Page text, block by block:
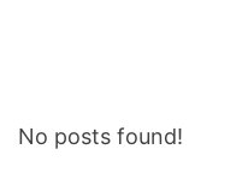
No posts found!